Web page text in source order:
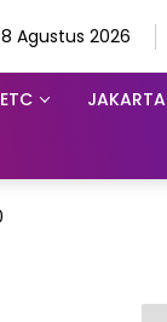
Agustus 2026
ETC JAKARTA